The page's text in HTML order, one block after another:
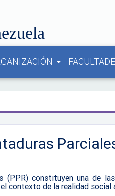
arrow_drop_down
(PPR) constituyen una de
contexto de la realidad social